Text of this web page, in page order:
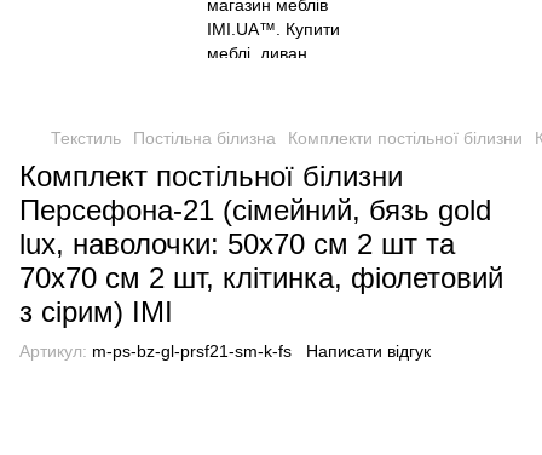
Текстиль Постільна білизна Комплекти постільної білизни
Комплект постільної білизни
Персефона-21 (сімейний, бязь gold
lux, наволочки: 50х70 см 2 шт та
70х70 см 2 шт, клітинка, фіолетовий
з сірим) IMI
Артикул: m-ps-bz-gl-prsf21-sm-k-fs Написати відгук